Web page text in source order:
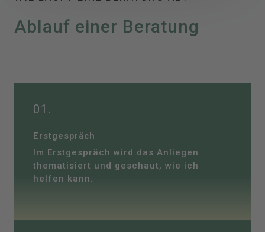
Ablauf einer Beratung
01.
Erstgespräch
Im Erstgespräch wird das Anliegen
thematisiert und geschaut, wie ich
helfen kann.